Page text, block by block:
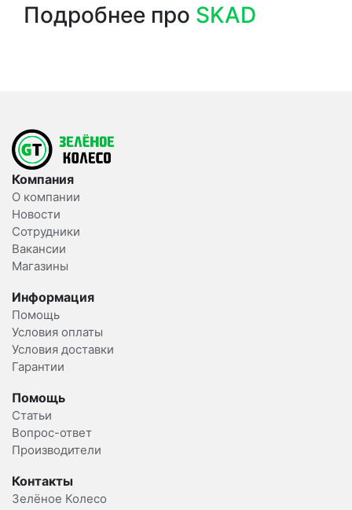
Подробнее про SKAD
Компания
О компании
Новости
Сотрудники
Вакансии
Магазины
Информация
Помощь
Условия оплаты
Условия доставки
Гарантии
Помощь
Статьи
Вопрос-ответ
Производители
Контакты
Зелёное Колесо